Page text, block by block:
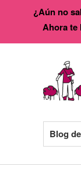
Blog
¿Aún no
Ahora te